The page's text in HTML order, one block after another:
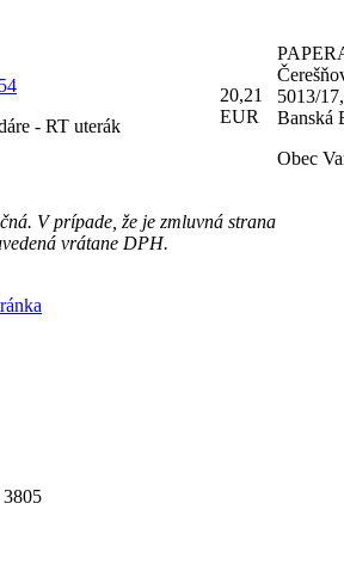
- RT uterák
20,21
EUR
5013/
Banská
Obec
V prípade, že je zmluvná strana
vrátane DPH.
3805